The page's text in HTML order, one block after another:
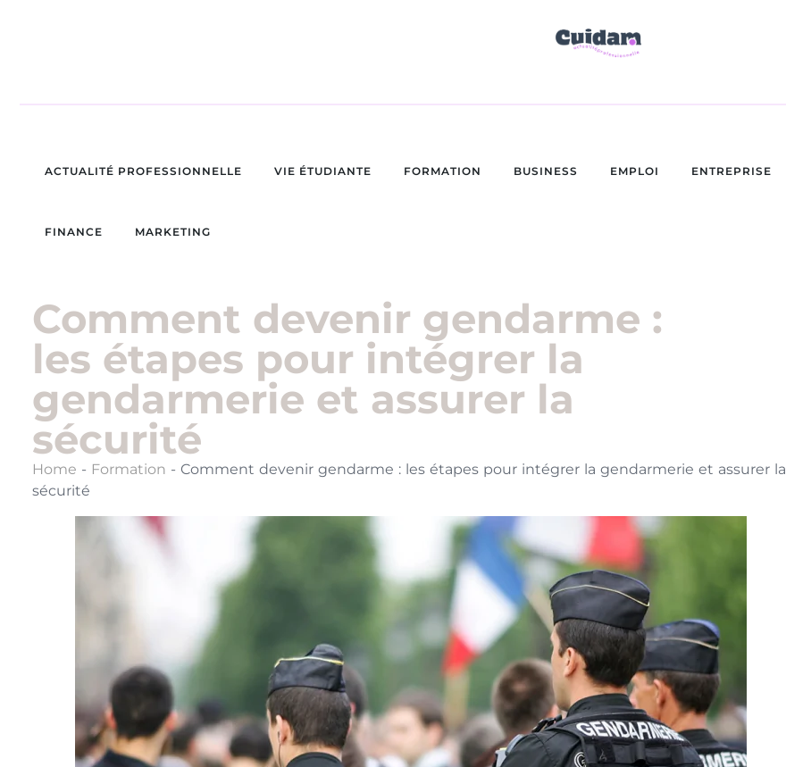
ACTUALITÉ PROFESSIONNELLE VIE ÉTUDIANTE FORMATION BUSINESS EMPLOI ENTREPRISE
FINANCE MARKETING
Comment devenir gendarme :
les étapes pour intégrer la
gendarmerie et assurer la
sécurité
Home - Formation -Comment devenir gendarme : les étapes pour intégrer la gendarmerie et assurer la
sécurité